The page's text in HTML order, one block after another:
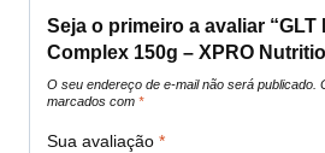
Seja o primeiro a avaliar “GLT
Complex 150g – XPRO
O seu endereço de e-mail não será publicado.
marcados com *
Sua avaliação *